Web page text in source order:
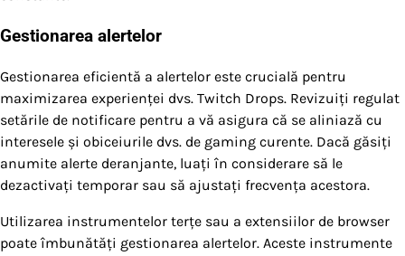
Gestionarea alertelor
Gestionarea eficientă a alertelor este crucială pentru
maximizarea experienței dvs. Twitch Drops. Revizuiți regulat
setările de notificare pentru a vă asigura că se aliniază cu
interesele și obiceiurile dvs. de gaming curente. Dacă găsiți
anumite alerte deranjante, luați în considerare să le
dezactivați temporar sau să ajustați frecvența acestora.
Utilizarea instrumentelor terțe sau a extensiilor de browser
poate îmbunătăți gestionarea alertelor. Aceste instrumente